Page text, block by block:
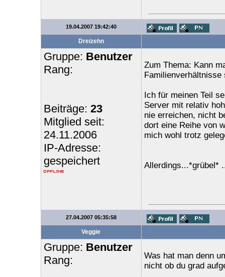
19.04.2007 19:42:40
Dreizehn
Gruppe: Benutzer
Rang:
Beiträge: 23
Mitglied seit:
24.11.2006
IP-Adresse:
gespeichert
Zum Thema: Kann
Ich für meinen Teil
Server mit relativ
nie erreichen, nicht
dort eine Reihe von
mich wohl trotz
Allerdings...*grübel*
27.04.2007 05:35:58
Veggie
Gruppe: Benutzer
Rang:
Was hat man denn
nicht ob du grad